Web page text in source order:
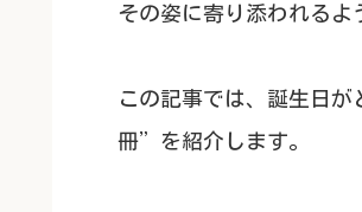
その姿に寄り添われるよ
この記事では、誕生日
冊”を紹介します。